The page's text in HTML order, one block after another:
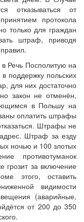
отказываться от
протокола
только для граждан
штраф, приводя
Речь Посполитую на
поддержку польских
для них достаточно
закон не отменён,
в Польшу на
оплатить штрафы
Штрафы не
Штраф за езду
ночью и 100 злотых
противотуманок
грозит за включение
этого, оставить
видимости
(аварийные,
от 200 до 350